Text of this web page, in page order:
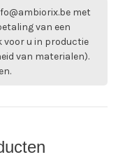
met
van een
voor u in productie
van materialen).